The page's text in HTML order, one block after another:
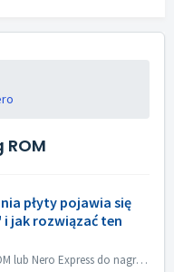
ROM
płyty pojawia się
i jak rozwiązać ten
Podczas używania Nero Burning ROM lub Nero Express do nagrywania zawartości na płyty, możesz natknąć się na komunikat o błędzie "Proces nagrywania nie ...